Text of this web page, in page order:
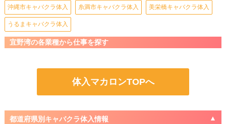
沖縄市キャバクラ体入 糸満市キャバクラ体入 美栄橋キャバクラ体入
うるまキャバクラ体入
宜野湾の各業種から仕事を探す
体入マカロンTOPへ
都道府県別キャバクラ体入情報